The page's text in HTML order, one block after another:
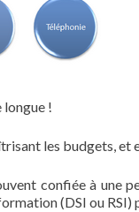
!
les budgets, et
confiée à une
(DSI ou